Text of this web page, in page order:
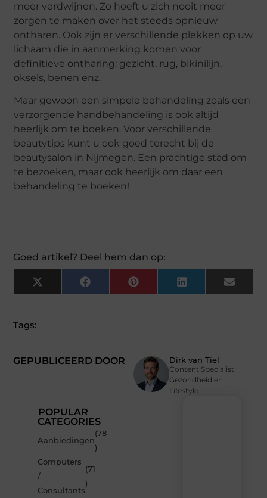
meer verdwijnen. Zo hoeft u zich nooit meer
zorgen te maken over het steeds opnieuw
ontharen. Ook zijn er verschillende plekken op uw
lichaam die in aanmerking komen voor
definitieve ontharing: gezicht, rug, bikinilijn,
oksels, benen enz.
Maar gewoon een simpele behandeling zoals een
verzorgende handbehandeling is ook altijd
heerlijk om te boeken. Voor verschillende
beautytips kunt u ook goed terecht bij de
beautysalon in Nijmegen. Een prachtige stad om
te bezoeken, maar ook heerlijk om daar een
behandeling te boeken!
Goed artikel? Deel hem dan op:
X
(Twitter)
Facebook Pinterest LinkedIn Email
GEPUBLICEERD DOOR Dirk van Tiel
Content Specialist
Gezondheid en
Lifestyle
Tags:
POPULAR
CATEGORIES
Aanbiedingen
(78
)
Computers
/
Consultants
(71
)